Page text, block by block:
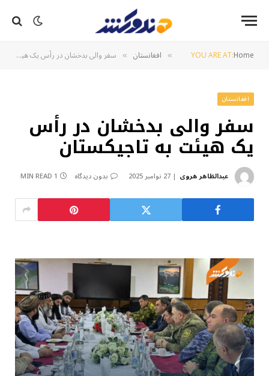
YOU ARE AT:Home
» افغانستان » سفر والی بدخشان در رأس یک هیئت به تاجیکستان
افغانستان
سفر والی بدخشان در رأس
یک هیئت به تاجیکستان
عبدالظاهر هروی 27 نوامبر 2025 بدون دیدگاه 1 MIN READ